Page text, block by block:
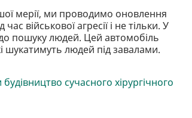
мерії, ми проводимо оновлення
військової агресії і не тільки. У
пошуку людей. Цей автомобіль
шукатимуть людей під завалами.
сучасного хірургічного